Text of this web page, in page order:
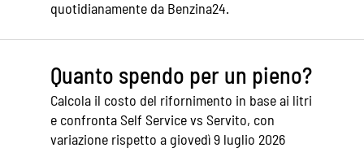
quotidianamente da Benzina24.
Quanto spendo per un pieno?
Calcola il costo del rifornimento in base ai litri
e confronta Self Service vs Servito, con
variazione rispetto a giovedì 9 luglio 2026